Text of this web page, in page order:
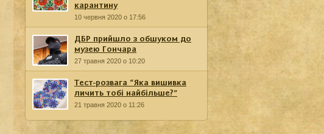
карантину
10 червня 2020 о 17:56
ДБР прийшло з обшуком до
музею Гончара
27 травня 2020 о 10:20
Тест-розвага “Яка вишивка
личить тобі найбільше?”
21 травня 2020 о 11:26